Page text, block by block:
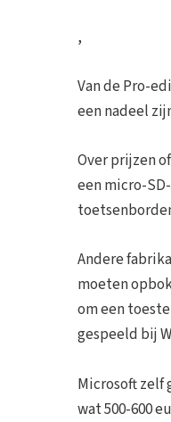
,
Van de Pro-
een nadeel
Over prijzen
een micro-
Andere
moeten
om een
gespeeld bij
Microsoft zelf
wat 500-600